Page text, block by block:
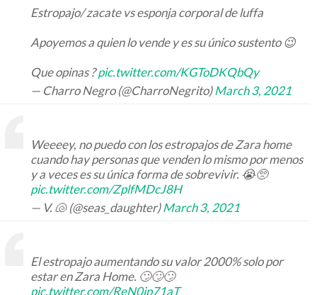
Estropajo/ zacate vs esponja corporal de luffa
Apoyemos a quien lo vende y es su único sustento 😉
Que opinas ?pic.twitter.com/KGToDKQbQy
— Charro Negro (@CharroNegrito)March 3, 2021
Weeeey, no puedo con los estropajos de Zara home
cuando hay personas que venden lo mismo por menos
y a veces es su única forma de sobrevivir. 😭🥺
pic.twitter.com/ZplfMDcJ8H
— V. 🐚 (@seas_daughter)March 3, 2021
El estropajo aumentando su valor 2000% solo por
estar en Zara Home. 🙄🙄🙄
pic.twitter.com/ReN0jp71aT